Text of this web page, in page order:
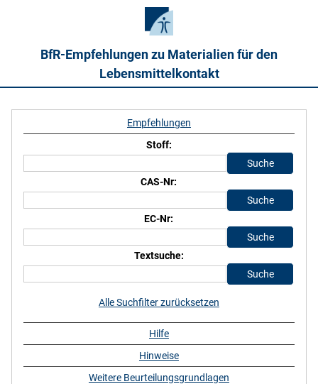
BfR-Empfehlungen zu Materialien für den
Lebensmittelkontakt
Empfehlungen
Stoff:
CAS-Nr:
EC-Nr:
Textsuche:
Alle Suchfilter zurücksetzen
Hilfe
Hinweise
Weitere Beurteilungsgrundlagen